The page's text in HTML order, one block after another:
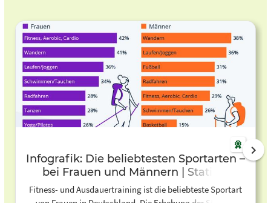
Infografik: Die beliebtesten Sportarten –
bei Frauen und Männern | Statista
Fitness- und Ausdauertraining ist die beliebteste Sportart